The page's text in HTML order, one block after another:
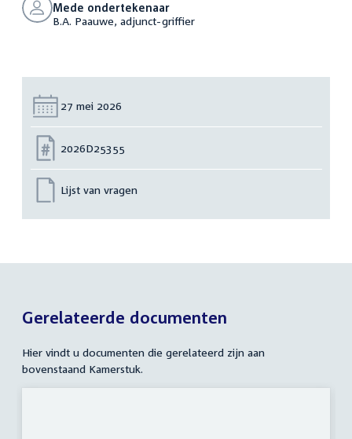
Mede ondertekenaar
B.A. Paauwe, adjunct-griffier
Datum:
27 mei 2026
Nummer:
2026D25355
Lijst van vragen
Gerelateerde documenten
Hier vindt u documenten die gerelateerd zijn aan
bovenstaand Kamerstuk.